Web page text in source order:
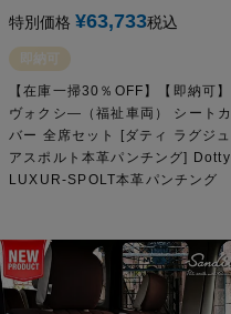
特別価格 ¥63,733税込
即納可
【在庫一掃30％OFF】【即納可】
ヴォクシ―（福祉車両） シートカ
バー 全席セット [ダティ ラグジュ
アスポルト本革パンチング] Dotty
LUXUR-SPOLT本革パンチング